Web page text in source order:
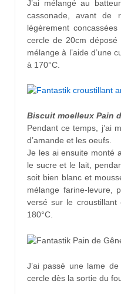
J’ai mélangé au
cassonade, avant de
légèrement
cercle de 20cm déposé
mélange à l’aide d’une
à 170°C.
Biscuit moelleux Pain
Pendant ce temps, j’ai
d’amande et les oeufs.
Je les ai ensuite monté
le sucre et le lait,
soit bien blanc et
mélange farine-levure,
versé sur le
180°C.
J’ai passé une lame
cercle dès la sortie du